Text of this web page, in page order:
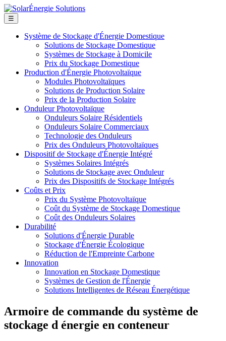
☰
Système de Stockage d'Énergie Domestique
Solutions de Stockage Domestique
Systèmes de Stockage à Domicile
Prix du Stockage Domestique
Production d'Énergie Photovoltaïque
Modules Photovoltaïques
Solutions de Production Solaire
Prix de la Production Solaire
Onduleur Photovoltaïque
Onduleurs Solaire Résidentiels
Onduleurs Solaire Commerciaux
Technologie des Onduleurs
Prix des Onduleurs Photovoltaïques
Dispositif de Stockage d'Énergie Intégré
Systèmes Solaires Intégrés
Solutions de Stockage avec Onduleur
Prix des Dispositifs de Stockage Intégrés
Coûts et Prix
Prix du Système Photovoltaïque
Coût du Système de Stockage Domestique
Coût des Onduleurs Solaires
Durabilité
Solutions d'Énergie Durable
Stockage d'Énergie Écologique
Réduction de l'Empreinte Carbone
Innovation
Innovation en Stockage Domestique
Systèmes de Gestion de l'Énergie
Solutions Intelligentes de Réseau Énergétique
Armoire de commande du système de
stockage d énergie en conteneur